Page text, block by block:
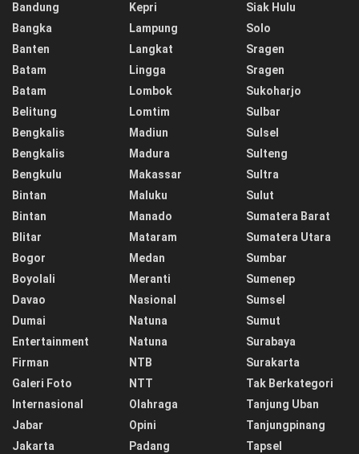
Bandung
Bangka
Banten
Batam
Batam
Belitung
Bengkalis
Bengkalis
Bengkulu
Bintan
Bintan
Blitar
Bogor
Boyolali
Davao
Dumai
Entertainment
Firman
Galeri Foto
Internasional
Jabar
Jakarta
Kepri
Lampung
Langkat
Lingga
Lombok
Lomtim
Madiun
Madura
Makassar
Maluku
Manado
Mataram
Medan
Meranti
Nasional
Natuna
Natuna
NTB
NTT
Olahraga
Opini
Padang
Siak Hulu
Solo
Sragen
Sragen
Sukoharjo
Sulbar
Sulsel
Sulteng
Sultra
Sulut
Sumatera Barat
Sumatera Utara
Sumbar
Sumenep
Sumsel
Sumut
Surabaya
Surakarta
Tak Berkategori
Tanjung Uban
Tanjungpinang
Tapsel